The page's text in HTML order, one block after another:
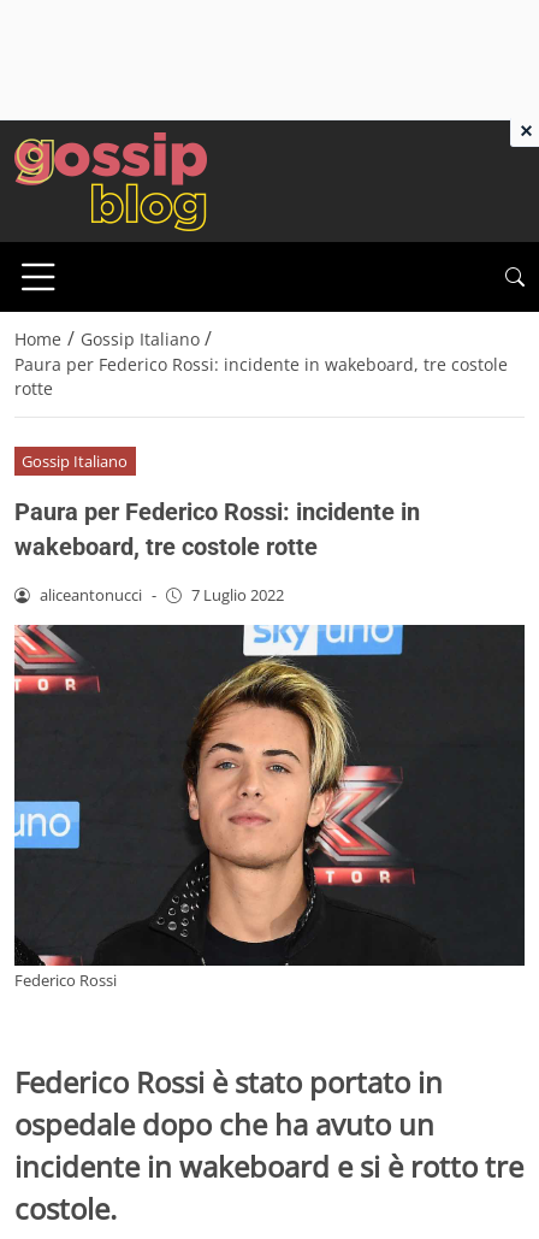
Home / Gossip Italiano /
Paura per Federico Rossi: incidente in wakeboard, tre costole
rotte
Gossip Italiano
Paura per Federico Rossi: incidente in
wakeboard, tre costole rotte
aliceantonucci - 7 Luglio 2022
Federico Rossi
Federico Rossi è stato portato in
ospedale dopo che ha avuto un
incidente in wakeboard e si è rotto tre
costole.
×